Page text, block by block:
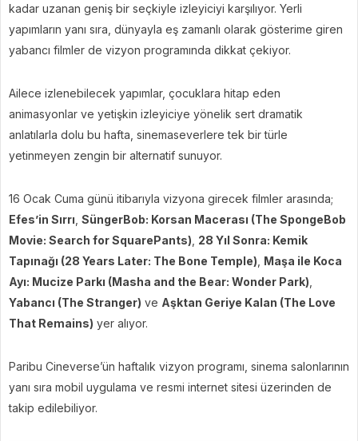
kadar uzanan geniş bir seçkiyle izleyiciyi karşılıyor. Yerli
yapımların yanı sıra, dünyayla eş zamanlı olarak gösterime giren
yabancı filmler de vizyon programında dikkat çekiyor.
Ailece izlenebilecek yapımlar, çocuklara hitap eden
animasyonlar ve yetişkin izleyiciye yönelik sert dramatik
anlatılarla dolu bu hafta, sinemaseverlere tek bir türle
yetinmeyen zengin bir alternatif sunuyor.
16 Ocak Cuma günü itibarıyla vizyona girecek filmler arasında;
Efes’in Sırrı SüngerBob: Korsan Macerası (The SpongeBob
Movie: Search for SquarePants) 28 Yıl Sonra: Kemik
Tapınağı (28 Years Later: The Bone Temple) Maşa ile Koca
Ayı: Mucize Parkı (Masha and the Bear: Wonder Park)
Yabancı (The Stranger) ve Aşktan Geriye Kalan (The Love
That Remains) yer alıyor.
Paribu Cineverse’ün haftalık vizyon programı, sinema salonlarının
yanı sıra mobil uygulama ve resmi internet sitesi üzerinden de
takip edilebiliyor.